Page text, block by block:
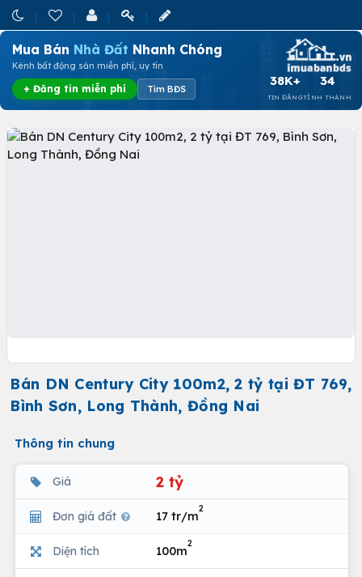
Mua Bán Nhà Đất Nhanh Chóng
Kênh bất động sản miễn phí, uy tín
+ Đăng tin miễn phí Tìm BĐS
38K+
TIN ĐĂNG
34
TỈNH THÀNH
Bán DN Century City 100m2, 2 tỷ tại ĐT 769,
Bình Sơn, Long Thành, Đồng Nai
Thông tin chung
Giá 2 tỷ
Đơn giá đất 17 tr/m
2
Diện tích 100m
2